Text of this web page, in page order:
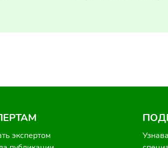
экспертом